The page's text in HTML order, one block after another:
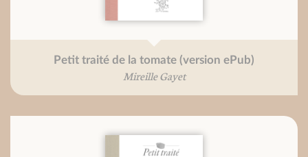
Petit traité de la tomate (version ePub)
Mireille Gayet